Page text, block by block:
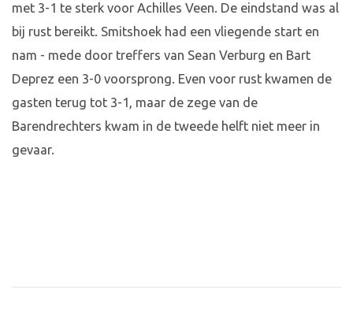
met 3-1 te sterk voor Achilles Veen. De eindstand was al
bij rust bereikt. Smitshoek had een vliegende start en
nam - mede door treffers van Sean Verburg en Bart
Deprez een 3-0 voorsprong. Even voor rust kwamen de
gasten terug tot 3-1, maar de zege van de
Barendrechters kwam in de tweede helft niet meer in
gevaar.